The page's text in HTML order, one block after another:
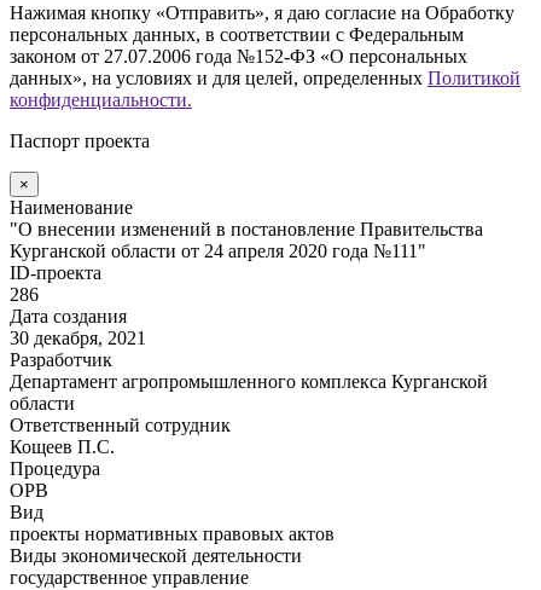
Нажимая кнопку «Отправить», я даю согласие на Обработку
персональных данных, в соответствии с Федеральным
законом от 27.07.2006 года №152-ФЗ «О персональных
данных», на условиях и для целей, определенных Политикой
конфиденциальности.
Паспорт проекта
×
Наименование
"О внесении изменений в постановление Правительства
Курганской области от 24 апреля 2020 года №111"
ID-проекта
286
Дата создания
30 декабря, 2021
Разработчик
Департамент агропромышленного комплекса Курганской
области
Ответственный сотрудник
Кощеев П.С.
Процедура
ОРВ
Вид
проекты нормативных правовых актов
Виды экономической деятельности
государственное управление